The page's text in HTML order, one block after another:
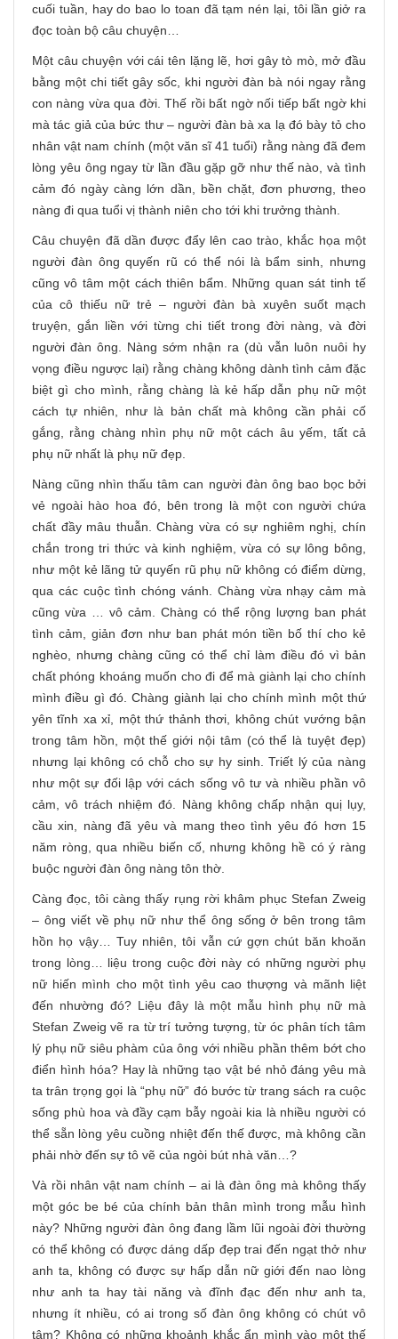
cuối tuần, hay do bao lo toan đã tạm nén lại, tôi lần giở ra
đọc toàn bộ câu chuyện…
Một câu chuyện với cái tên lặng lẽ, hơi gây tò mò, mở đầu
bằng một chi tiết gây sốc, khi người đàn bà nói ngay rằng
con nàng vừa qua đời. Thế rồi bất ngờ nối tiếp bất ngờ khi
mà tác giả của bức thư – người đàn bà xa lạ đó bày tỏ cho
nhân vật nam chính (một văn sĩ 41 tuổi) rằng nàng đã đem
lòng yêu ông ngay từ lần đầu gặp gỡ như thế nào, và tình
cảm đó ngày càng lớn dần, bền chặt, đơn phương, theo
nàng đi qua tuổi vị thành niên cho tới khi trưởng thành.
Câu chuyện đã dần được đẩy lên cao trào, khắc họa một
người đàn ông quyến rũ có thể nói là bẩm sinh, nhưng
cũng vô tâm một cách thiên bẩm. Những quan sát tinh tế
của cô thiếu nữ trẻ – người đàn bà xuyên suốt mạch
truyện, gắn liền với từng chi tiết trong đời nàng, và đời
người đàn ông. Nàng sớm nhận ra (dù vẫn luôn nuôi hy
vọng điều ngược lại) rằng chàng không dành tình cảm đặc
biệt gì cho mình, rằng chàng là kẻ hấp dẫn phụ nữ một
cách tự nhiên, như là bản chất mà không cần phải cố
gắng, rằng chàng nhìn phụ nữ một cách âu yếm, tất cả
phụ nữ nhất là phụ nữ đẹp.
Nàng cũng nhìn thấu tâm can người đàn ông bao bọc bởi
vẻ ngoài hào hoa đó, bên trong là một con người chứa
chất đầy mâu thuẫn. Chàng vừa có sự nghiêm nghị, chín
chắn trong tri thức và kinh nghiệm, vừa có sự lông bông,
như một kẻ lãng tử quyến rũ phụ nữ không có điểm dừng,
qua các cuộc tình chóng vánh. Chàng vừa nhạy cảm mà
cũng vừa … vô cảm. Chàng có thể rộng lượng ban phát
tình cảm, giản đơn như ban phát món tiền bố thí cho kẻ
nghèo, nhưng chàng cũng có thể chỉ làm điều đó vì bản
chất phóng khoáng muốn cho đi để mà giành lại cho chính
mình điều gì đó. Chàng giành lại cho chính mình một thứ
yên tĩnh xa xỉ, một thứ thảnh thơi, không chút vướng bận
trong tâm hồn, một thế giới nội tâm (có thể là tuyệt đẹp)
nhưng lại không có chỗ cho sự hy sinh. Triết lý của nàng
như một sự đối lập với cách sống vô tư và nhiều phần vô
cảm, vô trách nhiệm đó. Nàng không chấp nhận quị lụy,
cầu xin, nàng đã yêu và mang theo tình yêu đó hơn 15
năm ròng, qua nhiều biến cố, nhưng không hề có ý ràng
buộc người đàn ông nàng tôn thờ.
Càng đọc, tôi càng thấy rụng rời khâm phục Stefan Zweig
– ông viết về phụ nữ như thể ông sống ở bên trong tâm
hồn họ vậy… Tuy nhiên, tôi vẫn cứ gợn chút băn khoăn
trong lòng… liệu trong cuộc đời này có những người phụ
nữ hiến mình cho một tình yêu cao thượng và mãnh liệt
đến nhường đó? Liệu đây là một mẫu hình phụ nữ mà
Stefan Zweig vẽ ra từ trí tưởng tượng, từ óc phân tích tâm
lý phụ nữ siêu phàm của ông với nhiều phần thêm bớt cho
điển hình hóa? Hay là những tạo vật bé nhỏ đáng yêu mà
ta trân trọng gọi là “phụ nữ” đó bước từ trang sách ra cuộc
sống phù hoa và đầy cạm bẫy ngoài kia là nhiều người có
thể sẵn lòng yêu cuồng nhiệt đến thế được, mà không cần
phải nhờ đến sự tô vẽ của ngòi bút nhà văn…?
Và rồi nhân vật nam chính – ai là đàn ông mà không thấy
một góc be bé của chính bản thân mình trong mẫu hình
này? Những người đàn ông đang lầm lũi ngoài đời thường
có thể không có được dáng dấp đẹp trai đến ngạt thở như
anh ta, không có được sự hấp dẫn nữ giới đến nao lòng
như anh ta hay tài năng và đĩnh đạc đến như anh ta,
nhưng ít nhiều, có ai trong số đàn ông không có chút vô
tâm? Không có những khoảnh khắc ẩn mình vào một thế